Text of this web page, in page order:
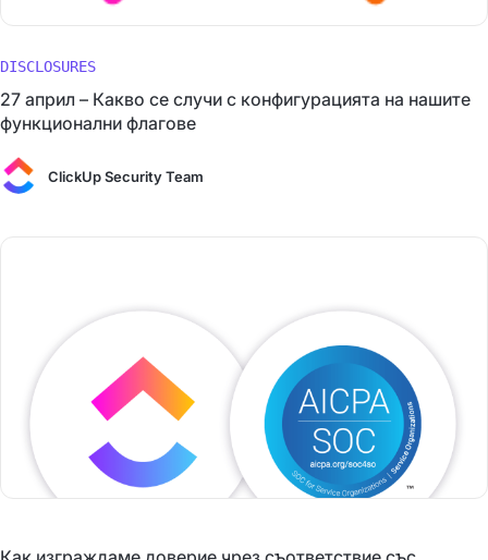
DISCLOSURES
27 април – Какво се случи с конфигурацията на нашите
функционални флагове
ClickUp Security Team